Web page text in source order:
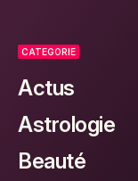
CATEGORIE
Actus
Astrologie
Beauté